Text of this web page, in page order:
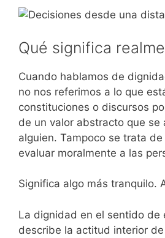
Qué significa
Cuando hablamos de
no nos referimos a lo que
constituciones o discursos
de un valor abstracto que se
alguien. Tampoco se trata
evaluar moralmente a las
Significa algo más tranquilo.
La dignidad en el sentido de
describe la actitud interior